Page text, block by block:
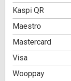
Kaspi QR
Maestro
Mastercard
Visa
Wooppay